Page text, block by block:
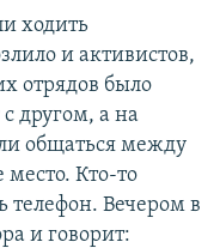
ходить
и активистов,
отрядов было
другом, а на
общаться между
место. Кто-то
телефон. Вечером в
и говорит: